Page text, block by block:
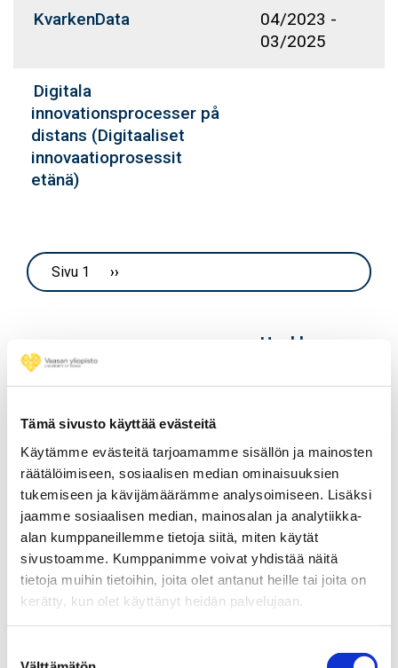
Tämä sivusto käyttää evästeitä
Käytämme evästeitä tarjoamamme sisällön ja mainosten
räätälöimiseen, sosiaalisen median ominaisuuksien
tukemiseen ja kävijämäärämme analysoimiseen. Lisäksi
jaamme sosiaalisen median, mainosalan ja analytiikka-
alan kumppaneillemme tietoja siitä, miten käytät
sivustoamme. Kumppanimme voivat yhdistää näitä
tietoja muihin tietoihin, joita olet antanut heille tai joita on
kerätty, kun olet käyttänyt heidän palvelujaan.
KvarkenData 04/2023 -
03/2025
Digitala
innovationsprocesser på
distans (Digitaaliset
innovaatioprosessit
etänä)
Sivutus
Sivu 1 Seuraava sivu
››
Koordinaattori
Hankkeen
GRETA— Vihreä murros!
Väline alueelliseen
älykkääseen
erikoistumiseen Itämeren
alueella
Projektikumppani
Hankkeen
kesto
-